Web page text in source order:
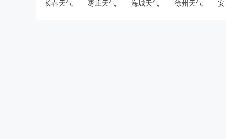
长春天气 枣庄天气 海城天气 徐州天气